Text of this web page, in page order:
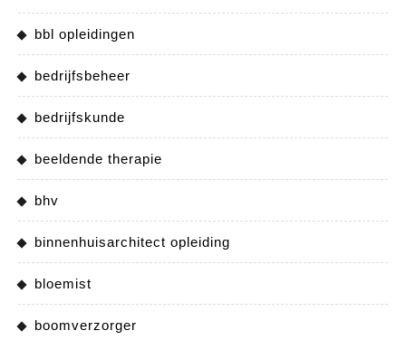
bbl opleidingen
bedrijfsbeheer
bedrijfskunde
beeldende therapie
bhv
binnenhuisarchitect opleiding
bloemist
boomverzorger